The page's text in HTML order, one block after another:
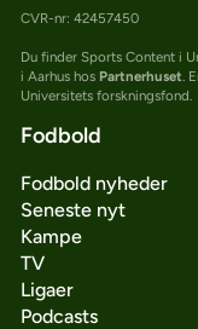
CVR-nr: 42457450
Du finder Sports Content i
i Aarhus hos Partnerhuset .
Universitets forskningsfond.
Fodbold
Fodbold nyheder
Seneste nyt
Kampe
TV
Ligaer
Podcasts